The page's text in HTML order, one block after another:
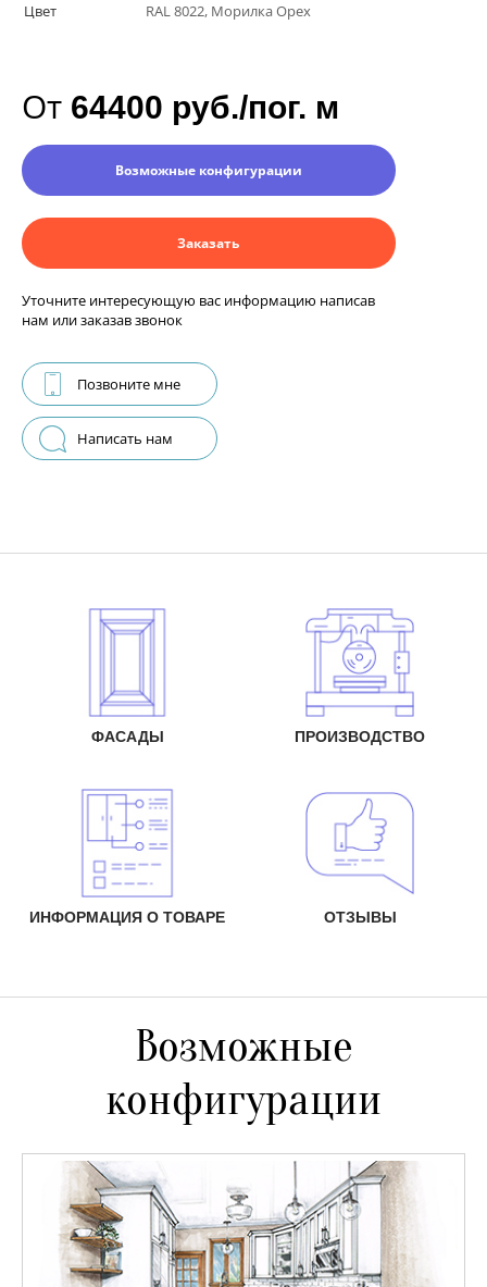
Цвет
RAL 8022, Морилка Орех
От 64400 руб./пог. м
Возможные конфигурации
Заказать
Уточните интересующую вас информацию написав
нам или заказав звонок
Позвоните мне
Написать нам
ФАСАДЫ ПРОИЗВОДСТВО
ИНФОРМАЦИЯ О ТОВАРЕ ОТЗЫВЫ
Возможные
конфигурации